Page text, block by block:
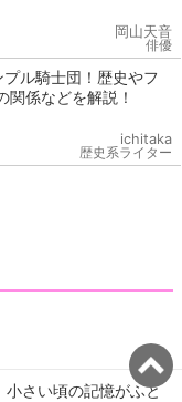
岡山天音
俳優
ル騎士団！歴史やフ
関係などを解説！
ichitaka
歴史系ライター
小さい頃の記憶がふと